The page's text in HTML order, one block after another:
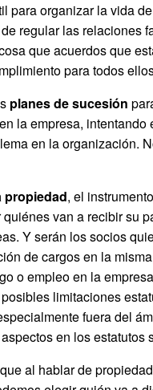
para organizar la vida
regular las relaciones
que acuerdos que
para todos
planes de sucesión
la empresa,
en la organización.
propiedad, el
van a recibir su
Y serán los socios
de cargos en la
o empleo en la
limitaciones
fuera del
en los
al hablar de